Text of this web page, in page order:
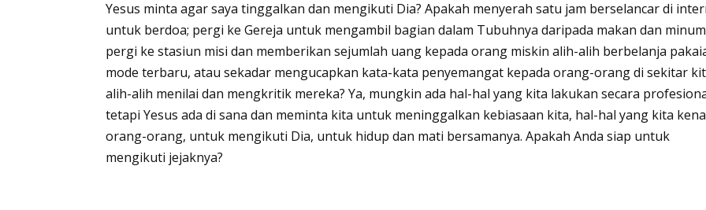
Yesus minta agar saya tinggalkan dan mengikuti Dia? Apakah menyerah satu jam berselancar di
untuk berdoa; pergi ke Gereja untuk mengambil bagian dalam Tubuhnya daripada makan dan
pergi ke stasiun misi dan memberikan sejumlah uang kepada orang miskin alih-alih berbelanja
mode terbaru, atau sekadar mengucapkan kata-kata penyemangat kepada orang-orang di sekitar
alih-alih menilai dan mengkritik mereka? Ya, mungkin ada hal-hal yang kita lakukan secara
tetapi Yesus ada di sana dan meminta kita untuk meninggalkan kebiasaan kita, hal-hal yang kita
orang-orang, untuk mengikuti Dia, untuk hidup dan mati bersamanya. Apakah Anda siap untuk
mengikuti jejaknya?